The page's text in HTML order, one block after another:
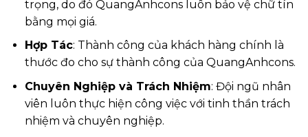
trọng, do đó QuangAnhcons luôn bảo vệ chữ tín
bằng mọi giá.
Hợp Tác: Thành công của khách hàng chính là
thước đo cho sự thành công của QuangAnhcons.
Chuyên Nghiệp và Trách Nhiệm: Đội ngũ nhân
viên luôn thực hiện công việc với tinh thần trách
nhiệm và chuyên nghiệp.